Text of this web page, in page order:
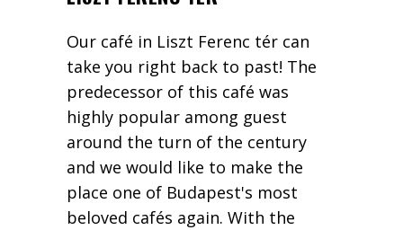
Our café in Liszt Ferenc tér can
take you right back to past! The
predecessor of this café was
highly popular among guest
around the turn of the century
and we would like to make the
place one of Budapest's most
beloved cafés again. With the